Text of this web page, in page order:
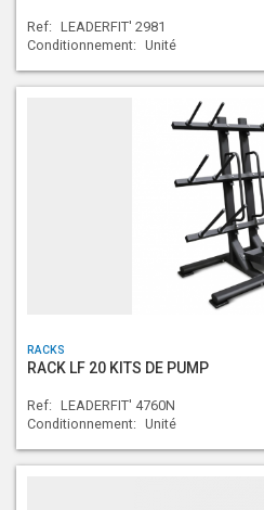
Ref: LEADERFIT' 2981
Conditionnement: Unité
RACKS
RACK LF 20 KITS DE PUMP
Ref: LEADERFIT' 4760N
Conditionnement: Unité